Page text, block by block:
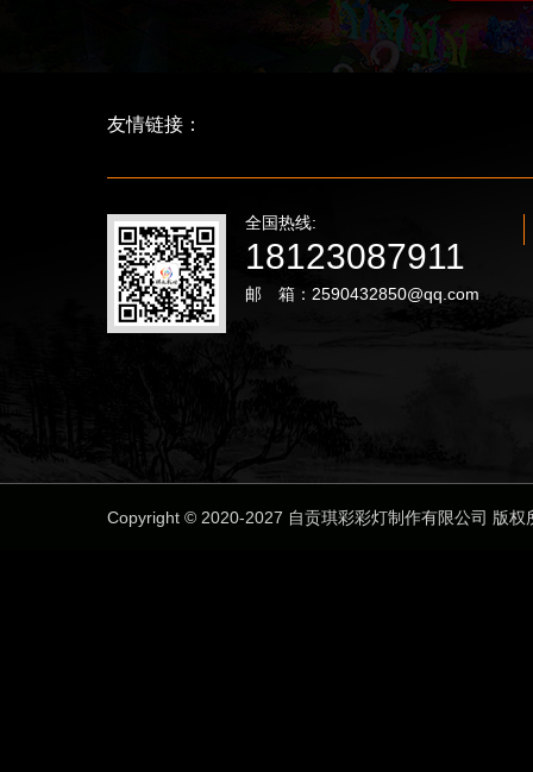
友情链接：
全国热线:
18123087911
邮 箱：2590432850@qq.com
Copyright © 2020-2027 自贡琪彩彩灯制作有限公司 版